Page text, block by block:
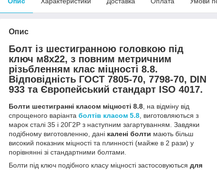
Опис
Болт із шестигранною головкою під
ключ м8х22, з повним метричним
різьбленням клас міцності 8.8.
Відповідність ГОСТ 7805-70, 7798-70, DIN
933 та Європейський стандарт ISO 4017.
Болти шестигранні класом міцності 8.8, на відміну від
спрощеного варіанта болтів класом 5.8, виготовляються з
марок сталі 35 і 20Г2Р з наступним загартуванням. Завдяки
подібному виготовленню, дані калені болти мають більш
високий показник міцності та плинності (майже в 2 рази) у
порівнянні зі стандартними болтами.
Болти під ключ подібного класу міцності застосовуються для